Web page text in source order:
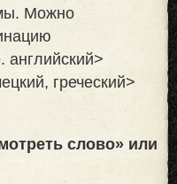
Можно
английский>
греческий>
слово» или